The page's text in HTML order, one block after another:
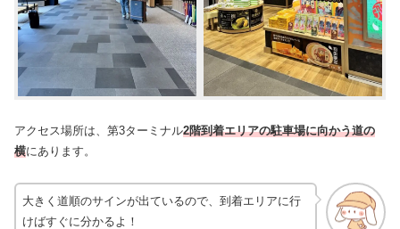
アクセス場所は、第3ターミナル2階到着エリアの駐車場に向かう道の
横にあります。
大きく道順のサインが出ているので、到着エリアに行
けばすぐに分かるよ！